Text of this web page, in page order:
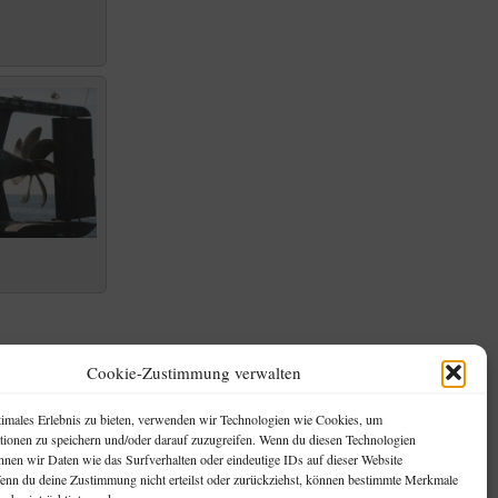
Cookie-Zustimmung verwalten
Erlebnis zu bieten, verwenden wir Technologien wie Cookies, um
zu speichern und/oder darauf zuzugreifen. Wenn du diesen Technologien
wir Daten wie das Surfverhalten oder eindeutige IDs auf dieser Website
du deine Zustimmung nicht erteilst oder zurückziehst, können bestimmte Merkmale
Urlaub Sommer 2022, mit Nessy!
Garten-Projekt 2022: Poolbau
Luftaufnahmen: Schützenallee und
Buschkoppel in Schwarzenbek